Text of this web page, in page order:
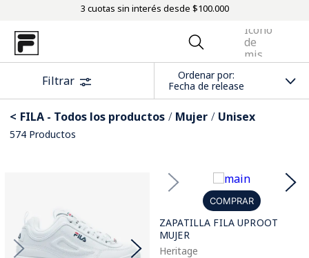
3 cuotas sin interés desde $100.000
Filtrar
Ordenar por
Fecha de release
FILA - Todos los productos Mujer Unisex
574 Productos
COMPRAR
ZAPATILLA FILA UPROOT
MUJER
Heritage